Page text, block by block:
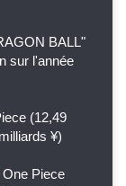
BALL"
sur l'année
(12,49
¥)
One Piece